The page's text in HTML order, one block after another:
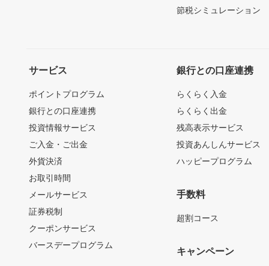
節税シミュレーション
サービス
ポイントプログラム
銀行との口座連携
投資情報サービス
ご入金・ご出金
外貨決済
お取引時間
メールサービス
証券税制
クーポンサービス
バースデープログラム
銀行との口座連携
らくらく入金
らくらく出金
残高表示サービス
投資あんしんサービス
ハッピープログラム
手数料
超割コース
キャンペーン